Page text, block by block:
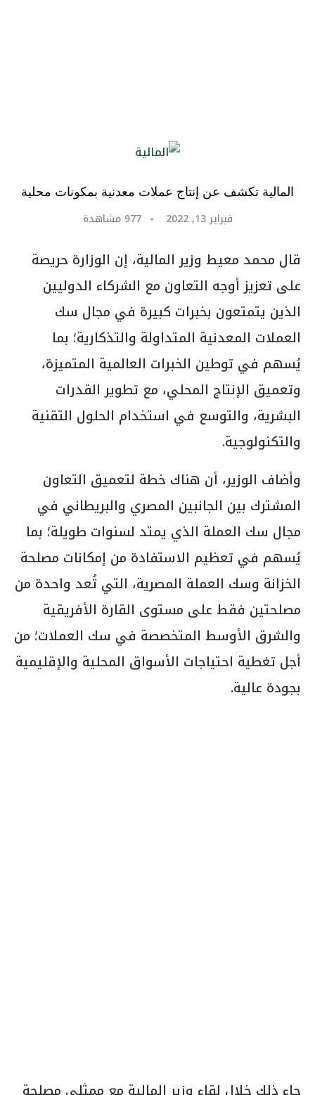
المالية تكشف عن إنتاج عملات معدنية بمكونات محلية
فبراير 13, 2022 977 مشاهدة
قال محمد معيط وزير المالية، إن الوزارة حريصة
على تعزيز أوجه التعاون مع الشركاء الدوليين
الذين يتمتعون بخبرات كبيرة في مجال سك
العملات المعدنية المتداولة والتذكارية؛ بما
يُسهم في توطين الخبرات العالمية المتميزة،
وتعميق الإنتاج المحلي، مع تطوير القدرات
البشرية، والتوسع في استخدام الحلول التقنية
والتكنولوجية.
وأضاف الوزير، أن هناك خطة لتعميق التعاون
المشترك بين الجانبين المصري والبريطاني في
مجال سك العملة الذي يمتد لسنوات طويلة؛ بما
يُسهم في تعظيم الاستفادة من إمكانات مصلحة
الخزانة وسك العملة المصرية، التي تُعد واحدة من
مصلحتين فقط على مستوى القارة الأفريقية
والشرق الأوسط المتخصصة في سك العملات؛ من
أجل تغطية احتياجات الأسواق المحلية والإقليمية
بجودة عالية.